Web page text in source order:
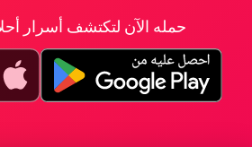
حمله الآن لتكتشف أسرار